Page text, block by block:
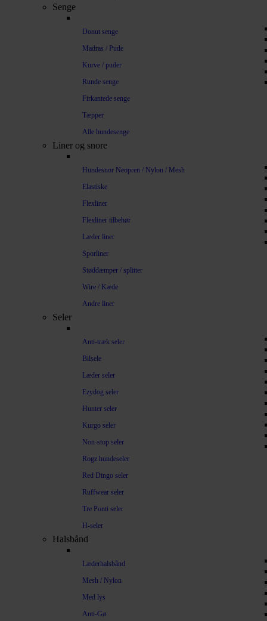
Senge
Donut senge
Madras / Pude
Kurve / puder
Runde senge
Firkantede senge
Tæpper
Alle hundesenge
Liner og snore
Hundesnor Neopren / Nylon / Mesh
Elastiske
Flexliner
Flexliner tilbehør
Læder liner
Sporliner
Støddæmper / splitter
Wire / Kæde
Andre liner
Seler
Anti-træk seler
Bilsele
Læder seler
Ezydog seler
Hunter seler
Kurgo seler
Non-stop seler
Rogz hundeseler
Red Dingo seler
Ruffwear seler
Tre Ponti seler
H-seler
Halsbånd
Læderhalsbånd
Mesh / Nylon
Med lys
Anti-Gø